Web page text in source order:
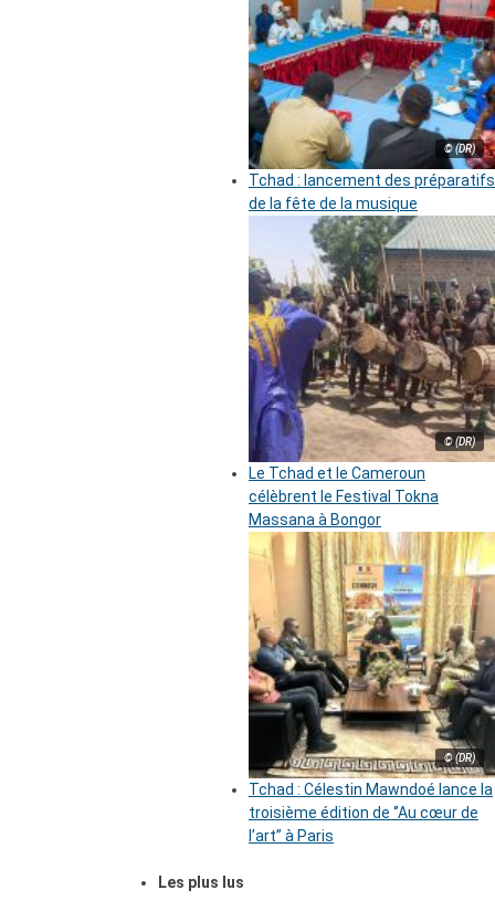
© (DR)
Tchad : lancement des préparatifs
de la fête de la musique
© (DR)
Le Tchad et le Cameroun
célèbrent le Festival Tokna
Massana à Bongor
© (DR)
Tchad : Célestin Mawndoé lance la
troisième édition de ‘’Au cœur de
l’art’’ à Paris
Les plus lus